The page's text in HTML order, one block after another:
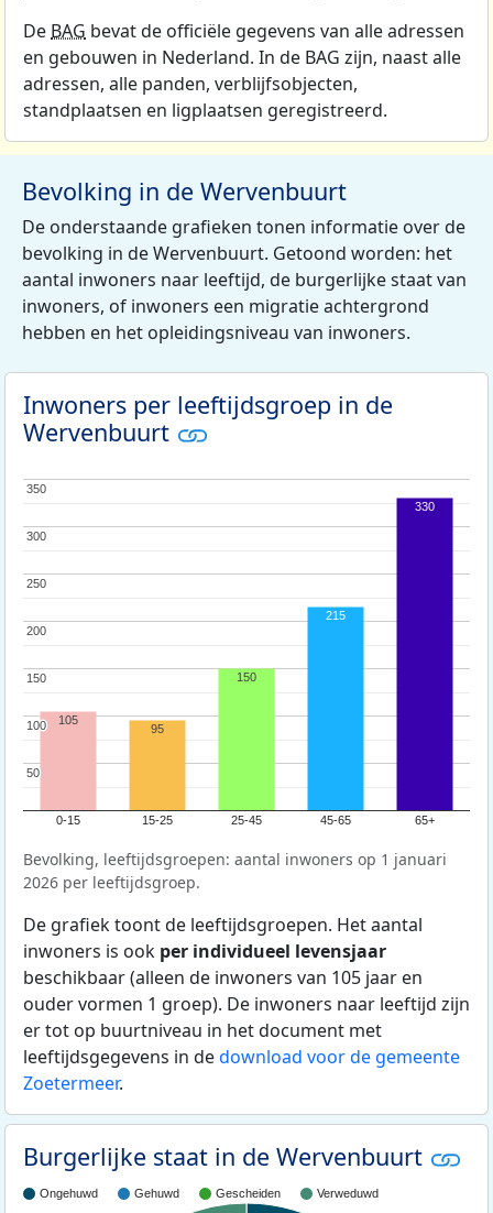
De BAG bevat de officiële gegevens van alle adressen
en gebouwen in Nederland. In de BAG zijn, naast alle
adressen, alle panden, verblijfsobjecten,
standplaatsen en ligplaatsen geregistreerd.
Bevolking in de Wervenbuurt
De onderstaande grafieken tonen informatie over de
bevolking in de Wervenbuurt. Getoond worden: het
aantal inwoners naar leeftijd, de burgerlijke staat van
inwoners, of inwoners een migratie achtergrond
hebben en het opleidingsniveau van inwoners.
Inwoners per leeftijdsgroep in de
Wervenbuurt
0-15 15-25 25-45 45-65 65+
50
50
100
100
150
150
200
200
250
250
300
300
350
350
105
95
150
215
330
Bevolking, leeftijdsgroepen: aantal inwoners op 1 januari
2026 per leeftijdsgroep.
De grafiek toont de leeftijdsgroepen. Het aantal
inwoners is ook per individueel levensjaar
beschikbaar (alleen de inwoners van 105 jaar en
ouder vormen 1 groep). De inwoners naar leeftijd zijn
er tot op buurtniveau in het document met
leeftijdsgegevens in dedownload voor de gemeente
Zoetermeer.
Burgerlijke staat in de Wervenbuurt
Ongehuwd Gehuwd Gescheiden Verweduwd